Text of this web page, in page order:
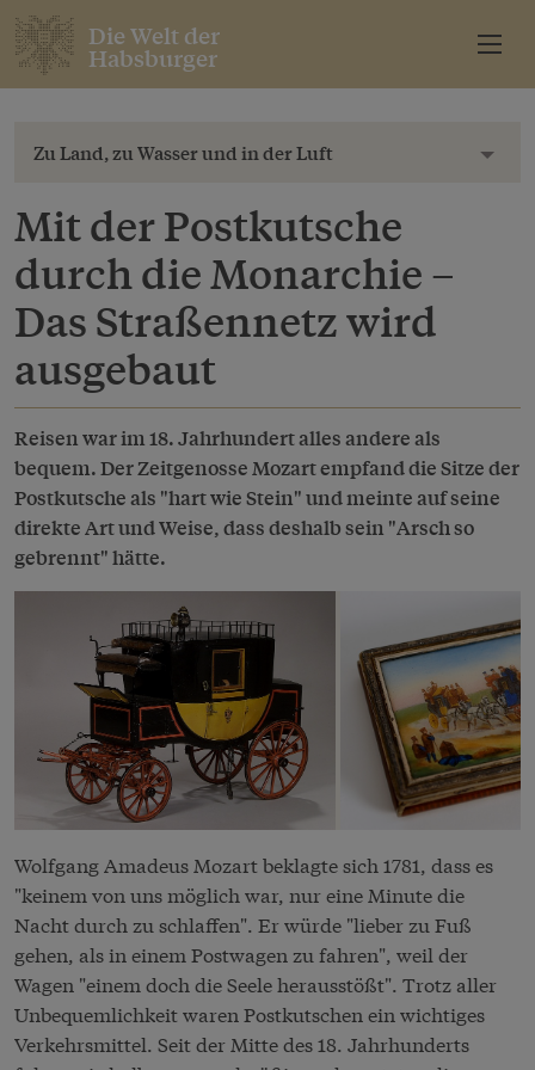
Die Welt der
Habsburger
Zu Land, zu Wasser und in der Luft
Mit der Postkutsche
durch die Monarchie –
Das Straßennetz wird
ausgebaut
Reisen war im 18. Jahrhundert alles andere als
bequem. Der Zeitgenosse Mozart empfand die Sitze der
Postkutsche als "hart wie Stein" und meinte auf seine
direkte Art und Weise, dass deshalb sein "Arsch so
gebrennt" hätte.
Wolfgang Amadeus Mozart beklagte sich 1781, dass es
"keinem von uns möglich war, nur eine Minute die
Nacht durch zu schlaffen". Er würde "lieber zu Fuß
gehen, als in einem Postwagen zu fahren", weil der
Wagen "einem doch die Seele herausstößt". Trotz aller
Unbequemlichkeit waren Postkutschen ein wichtiges
Verkehrsmittel. Seit der Mitte des 18. Jahrhunderts